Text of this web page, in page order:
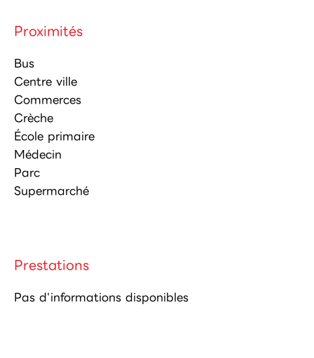
Proximités
Bus
Centre ville
Commerces
Crèche
École primaire
Médecin
Parc
Supermarché
Prestations
Pas d'informations disponibles